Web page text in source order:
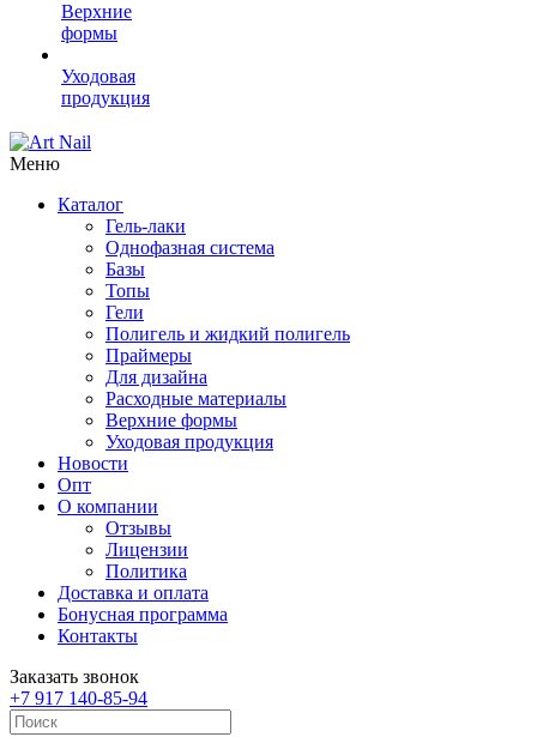
Верхние
формы
Уходовая
продукция
Меню
Каталог
Гель-лаки
Однофазная система
Базы
Топы
Гели
Полигель и жидкий полигель
Праймеры
Для дизайна
Расходные материалы
Верхние формы
Уходовая продукция
Новости
Опт
О компании
Отзывы
Лицензии
Политика
Доставка и оплата
Бонусная программа
Контакты
Заказать звонок
+7 917 140-85-94